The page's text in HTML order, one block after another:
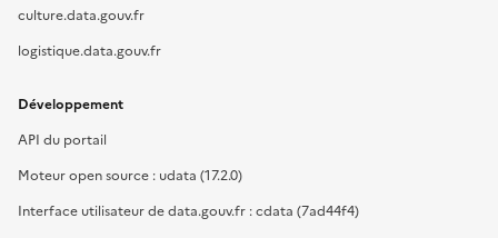
culture.data.gouv.fr
logistique.data.gouv.fr
Développement
API du portail
Moteur open source : udata (17.2.0)
Interface utilisateur de data.gouv.fr : cdata (7ad44f4)